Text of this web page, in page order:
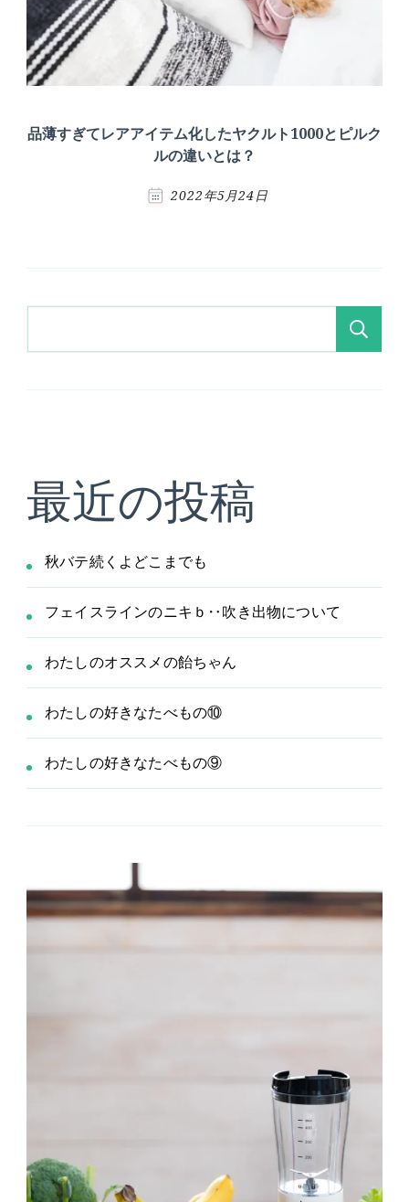
品薄すぎてレアアイテム化したヤクルト1000とピルク
ルの違いとは？
2022年5月24日
索
最近の投稿
秋バテ続くよどこまでも
フェイスラインのニキｂ‥吹き出物について
わたしのオススメの飴ちゃん
わたしの好きなたべもの⑩
わたしの好きなたべもの⑨